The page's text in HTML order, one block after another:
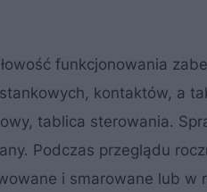
funkcjonowania
kontaktów, a
tablica sterowania.
Podczas przeglądu
i smarowane lub w